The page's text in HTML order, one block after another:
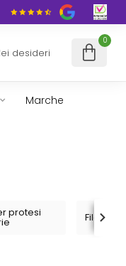
desideri
0
Marche
protesi Filo